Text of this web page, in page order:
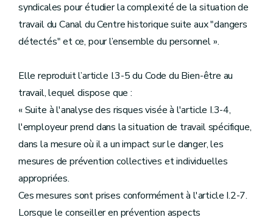
syndicales pour étudier la complexité de la situation de
travail du Canal du Centre historique suite aux "dangers
détectés" et ce, pour l’ensemble du personnel ».
Elle reproduit l’article I.3-5 du Code du Bien-être au
travail, lequel dispose que :
« Suite à l'analyse des risques visée à l'article I.3-4,
l'employeur prend dans la situation de travail spécifique,
dans la mesure où il a un impact sur le danger, les
mesures de prévention collectives et individuelles
appropriées.
Ces mesures sont prises conformément à l'article I.2-7.
Lorsque le conseiller en prévention aspects